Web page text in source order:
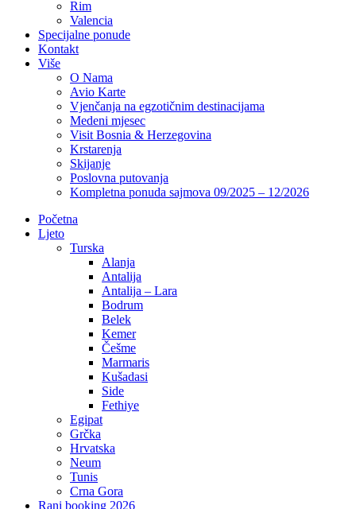
Rim
Valencia
Specijalne ponude
Kontakt
Više
O Nama
Avio Karte
Vjenčanja na egzotičnim destinacijama
Medeni mjesec
Visit Bosnia & Herzegovina
Krstarenja
Skijanje
Poslovna putovanja
Kompletna ponuda sajmova 09/2025 – 12/2026
Početna
Ljeto
Turska
Alanja
Antalija
Antalija – Lara
Bodrum
Belek
Kemer
Češme
Marmaris
Kušadasi
Side
Fethiye
Egipat
Grčka
Hrvatska
Neum
Tunis
Crna Gora
Rani booking 2026